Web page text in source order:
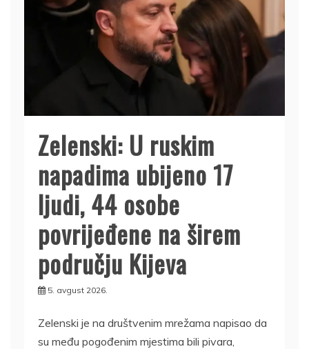
Zelenski: U ruskim
napadima ubijeno 17
ljudi, 44 osobe
povrijeđene na širem
području Kijeva
5. avgust 2026.
Zelenski je na društvenim mrežama napisao da
su među pogođenim mjestima bili pivara,